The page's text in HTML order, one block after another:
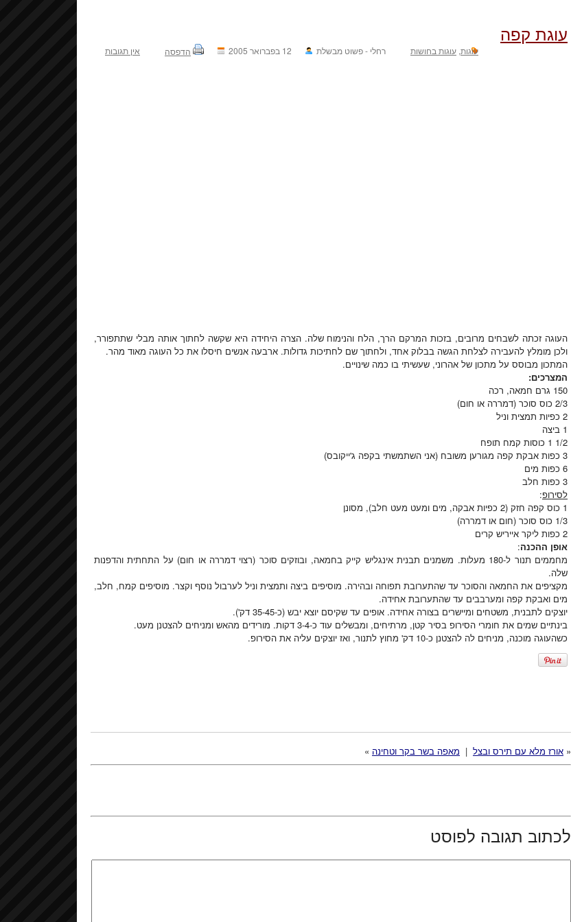
עוגת קפה
אין תגובות הדפסה 12 בפברואר 2005 רחלי - פשוט מבשלת עוגות, עוגות בחושות
העוגה זכתה לשבחים מרובים, בזכות המרקם הרך, הלח והנימוח שלה. הצרה היחידה היא שקשה לחתוך אותה מבלי שתתפורר,
ולכן מומלץ להעבירה לצלחת הגשה בבלוק אחד, ולחתוך שם לחתיכות גדולות. ארבעה אנשים חיסלו את כל העוגה מאוד מהר.
המתכון מבוסס על מתכון של אהרוני, שעשיתי בו כמה שינויים.
המצרכים:
150 גרם חמאה, רכה
2/3 כוס סוכר (דמררה או חום)
2 כפיות תמצית וניל
1 ביצה
1/2 1 כוסות קמח תופח
3 כפות אבקת קפה מגורען משובח (אני השתמשתי בקפה ג'ייקובס)
6 כפות מים
3 כפות חלב
לסירופ:
1 כוס קפה חזק (2 כפיות אבקה, מים ומעט מעט חלב), מסונן
1/3 כוס סוכר (חום או דמררה)
2 כפות ליקר אייריש קרים
אופן ההכנה:
מחממים תנור ל-180 מעלות. משמנים תבנית אינגליש קייק בחמאה, ובוזקים סוכר (רצוי דמררה או חום) על התחתית והדפנות
שלה.
מקציפים את החמאה והסוכר עד שהתערובת תפוחה ובהירה. מוסיפים ביצה ותמצית וניל לערבול נוסף וקצר. מוסיפים קמח, חלב,
מים ואבקת קפה ומערבבים עד שהתערובת אחידה.
יוצקים לתבנית, משטחים ומיישרים בצורה אחידה. אופים עד שקיסם יוצא יבש (כ-35-45 דק').
בינתיים שמים את חומרי הסירופ בסיר קטן, מרתיחים, ומבשלים עוד כ-3-4 דקות. מורידים מהאש ומניחים להצטנן מעט.
כשהעוגה מוכנה, מניחים לה להצטנן כ-10 דק' מחוץ לתנור, ואז יוצקים עליה את הסירופ.
« אורז מלא עם תירס ובצל | מאפה בשר בקר וטחינה »
לכתוב תגובה לפוסט